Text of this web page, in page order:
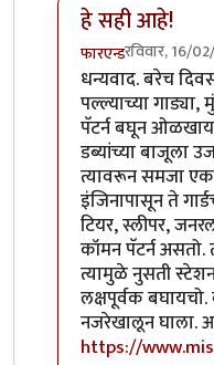
हे सही आहे!
फारएन्डरविवार, 16/
In reply toआणि हे
धन्यवाद. बरेच
पल्ल्याच्या गाड्या,
पॅटर्न बघून
डब्यांच्या बाजूला
त्यावरून समजा एक
इंजिनापासून ते
टियर, स्लीपर,
कॉमन पॅटर्न
त्यामुळे नुसती
लक्षपूर्वक
नजरेखालून घाला.
https://